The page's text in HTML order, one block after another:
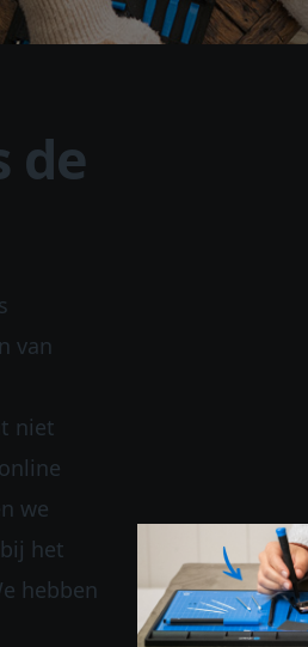
de
van
niet
we
het
hebben